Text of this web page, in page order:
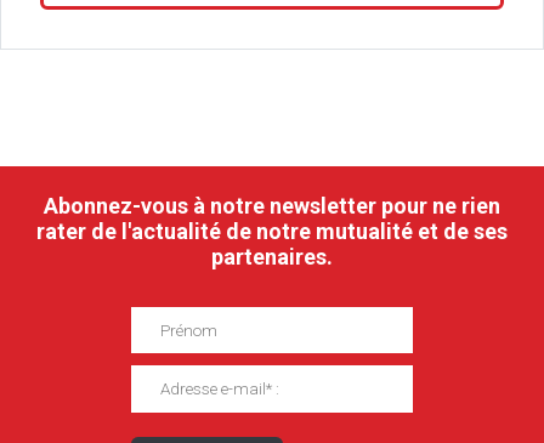
Abonnez-vous à notre newsletter pour ne rien
rater de l'actualité de notre mutualité et de ses
partenaires.